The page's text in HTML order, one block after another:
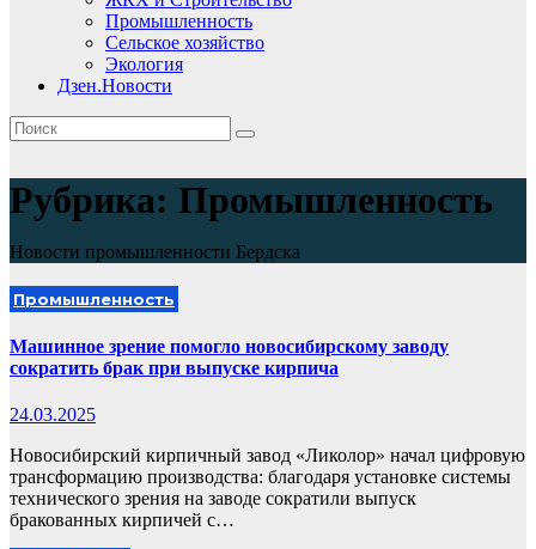
Промышленность
Сельское хозяйство
Экология
Дзен.Новости
Рубрика: Промышленность
Новости промышленности Бердска
Промышленность
Машинное зрение помогло новосибирскому заводу
сократить брак при выпуске кирпича
24.03.2025
Новосибирский кирпичный завод «Ликолор» начал цифровую
трансформацию производства: благодаря установке системы
технического зрения на заводе сократили выпуск
бракованных кирпичей с…